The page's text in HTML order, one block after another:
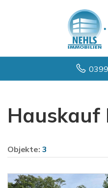
Hauskauf
Objekte: 3